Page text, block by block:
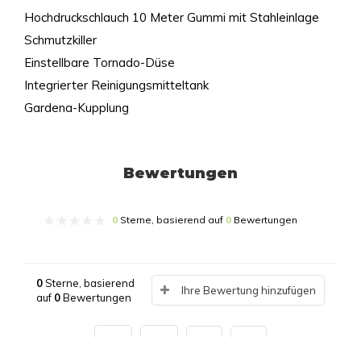
Hochdruckschlauch 10 Meter Gummi mit Stahleinlage
Schmutzkiller
Einstellbare Tornado-Düse
Integrierter Reinigungsmitteltank
Gardena-Kupplung
Bewertungen
0 Sterne, basierend auf 0 Bewertungen
0Sterne, basierend
auf 0Bewertungen
Ihre Bewertung hinzufügen